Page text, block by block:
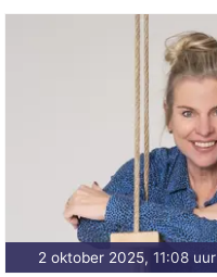
2 oktober 2025, 11:08 uur|